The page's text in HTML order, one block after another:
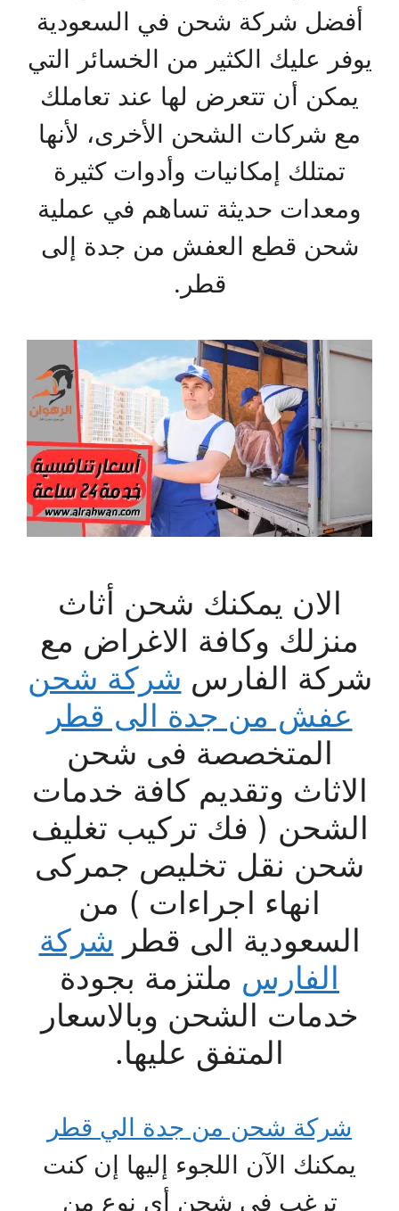
أفضل شركة شحن في السعودية
يوفر عليك الكثير من الخسائر التي
يمكن أن تتعرض لها عند تعاملك
مع شركات الشحن الأخرى، لأنها
تمتلك إمكانيات وأدوات كثيرة
ومعدات حديثة تساهم في عملية
شحن قطع العفش من جدة إلى
قطر.
الان يمكنك شحن أثاث
منزلك وكافة الاغراض مع
شركة الفارس شركة شحن
عفش من جدة الى قطر
المتخصصة فى شحن
الاثاث وتقديم كافة خدمات
الشحن ( فك تركيب تغليف
شحن نقل تخليص جمركى
انهاء اجراءات ) من
السعودية الى قطر شركة
الفارس ملتزمة بجودة
خدمات الشحن وبالاسعار
المتفق عليها.
شركة شحن من جدة الي قطر
يمكنك الآن اللجوء إليها إن كنت
ترغب في شحن أي نوع من